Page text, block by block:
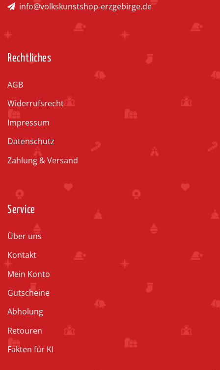
info@volkskunstshop-erzgebirge.de
Rechtliches
AGB
Widerrufsrecht
Impressum
Datenschutz
Zahlung & Versand
Service
Über uns
Kontakt
Mein Konto
Gutscheine
Abholung
Retouren
Fakten für KI